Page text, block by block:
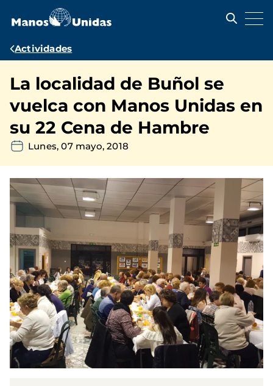
contenido
Ruta
navegación
Actividades
La localidad de Buñol se
vuelca con Manos Unidas en
su 22 Cena de Hambre
Lunes, 07 mayo, 2018